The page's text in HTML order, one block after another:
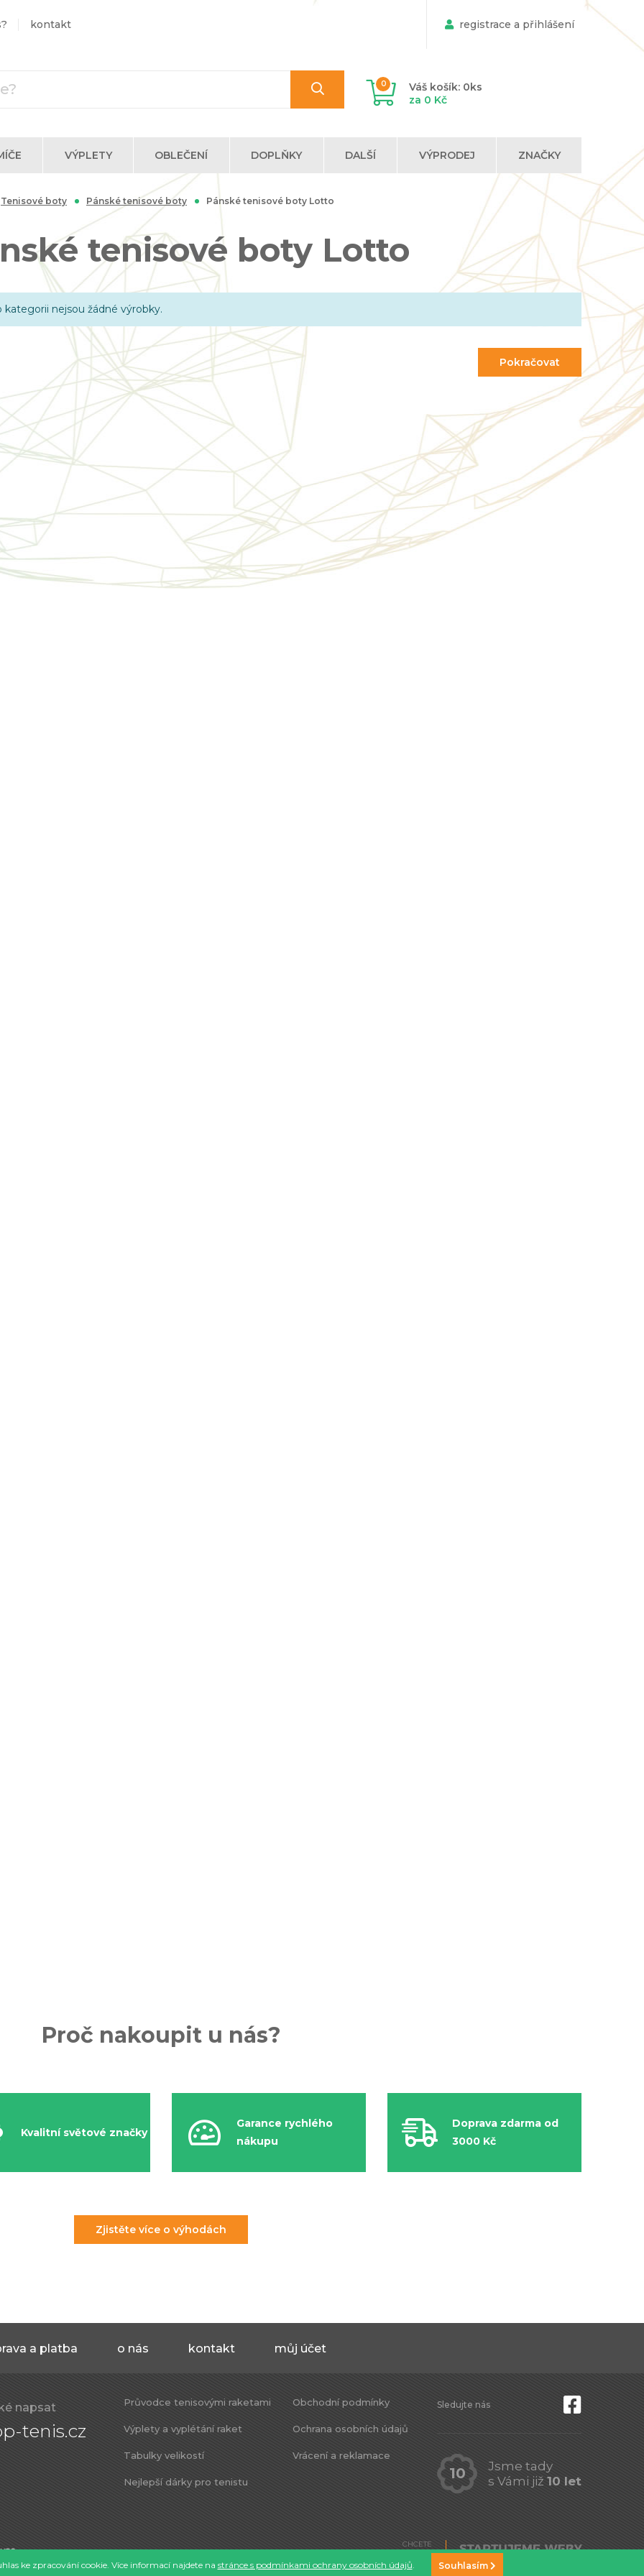
0
Váš košík: 0ks
za 0 Kč
kontakt registrace a přihlášení
VÝPLETY OBLEČENÍ DOPLŇKY DALŠÍ VÝPRODEJ ZNAČKY
Tenisové boty Pánské tenisové boty Pánské tenisové boty Lotto
tenisové boty Lotto
kategorii nejsou žádné výrobky.
Pokračovat
Proč nakoupit u nás?
Kvalitní světové značky
Garance rychlého
nákupu
Doprava zdarma od
3000 Kč
Zjistěte více o výhodách
a platba o nás kontakt můj účet
napsat
tenis.cz
Průvodce tenisovými raketami
Výplety a vyplétání raket
Tabulky velikostí
Nejlepší dárky pro tenistu
Obchodní podmínky
Ochrana osobních údajů
Vrácení a reklamace
Sledujte nás
10
Jsme tady
s Vámi již 10 let
CHCETE
TAKY WEB?
ke zpracování cookie. Více informací najdete na stránce s podmínkami ochrany osobních údajů Souhlasím